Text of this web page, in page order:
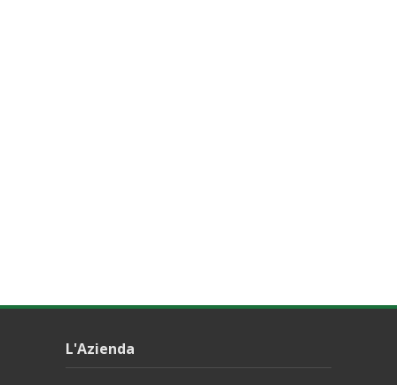
L'Azienda